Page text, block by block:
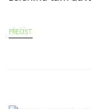
PŘEČÍST